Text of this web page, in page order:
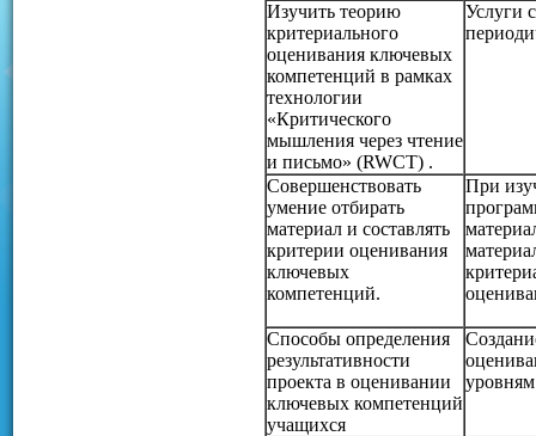
Изучить теорию
критериального
оценивания ключевых
компетенций в рамках
технологии
«Критического
мышления через чтение
и письмо» (RWCT) .
Услуги
Совершенствовать
умение отбирать
материал и составлять
критерии оценивания
ключевых
компетенций.
При
Способы определения
результативности
проекта в оценивании
ключевых компетенций
учащихся